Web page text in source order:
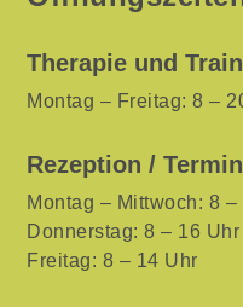
Therapie und
Montag – Freitag: 8 –
Rezeption /
Montag – Mittwoch: 8 –
Donnerstag: 8 – 16 Uhr
Freitag: 8 – 14 Uhr